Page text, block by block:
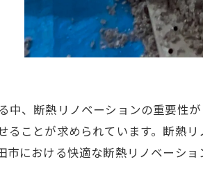
中、断熱リノベーションの重要性
ることが求められています。断熱
における快適な断熱リノベーシ